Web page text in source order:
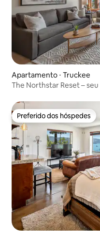
Apartamento ⋅ Truckee
The Northstar Reset –
Preferido dos hóspedes
Preferido dos hóspedes